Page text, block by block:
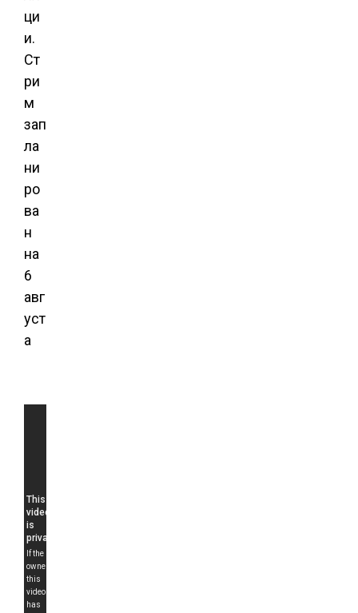
ци
и.
Ст
ри
м
зап
ла
ни
ро
ва
н
на
6
авг
уст
а